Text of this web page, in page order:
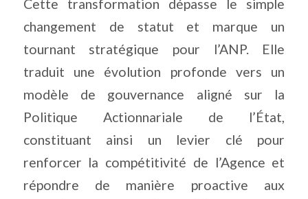
Cette transformation dépasse le simple
changement de statut et marque un
tournant stratégique pour l’ANP. Elle
traduit une évolution profonde vers un
modèle de gouvernance aligné sur la
Politique Actionnariale de l’État,
constituant ainsi un levier clé pour
renforcer la compétitivité de l’Agence et
répondre de manière proactive aux